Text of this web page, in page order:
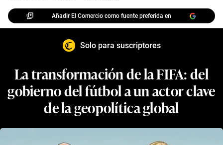
Añadir El Comercio como fuente preferida en
Solo para suscriptores
La transformación de la FIFA: del
gobierno del fútbol a un actor clave
de la geopolítica global